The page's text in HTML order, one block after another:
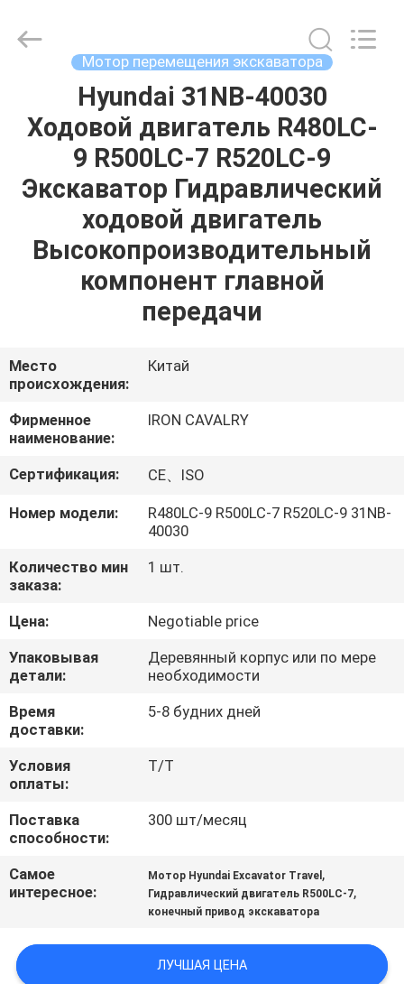
ГЛАВНАЯ
СТРАНИЦА
ПРОДУКЦИЯ
РОЛИКИ
ШОУ
О
КОМПАНИИ
НАША
КОНТРОЛЬ
КАЧЕСТВА
КОНТАКТНЫЕ
ДАННЫЕ
НОВОСТИ
ВСЕ
СЛУЧАИ
ОТПРАВИТЬ
ЗАПРОС
Мотор перемещения экскаватора
Hyundai 31NB-40030
Ходовой двигатель R480LC-
9 R500LC-7 R520LC-9
Экскаватор Гидравлический
ходовой двигатель
Высокопроизводительный
компонент главной
передачи
Место
происхождения:
Китай
Фирменное
наименование:
IRON CAVALRY
Сертификация: CE、ISO
Номер модели:
R480LC-9 R500LC-7 R520LC-9 31NB-
40030
Количество мин
заказа:
1 шт.
Цена:
Negotiable price
Упаковывая
детали:
Деревянный корпус или по мере
необходимости
Время
доставки:
5-8 будних дней
Условия
оплаты:
Т/Т
Поставка
способности:
300 шт/месяц
Самое
интересное:
Мотор Hyundai Excavator Travel ,
Гидравлический двигатель R500LC-7,
конечный привод экскаватора
ЛУЧШАЯ ЦЕНА